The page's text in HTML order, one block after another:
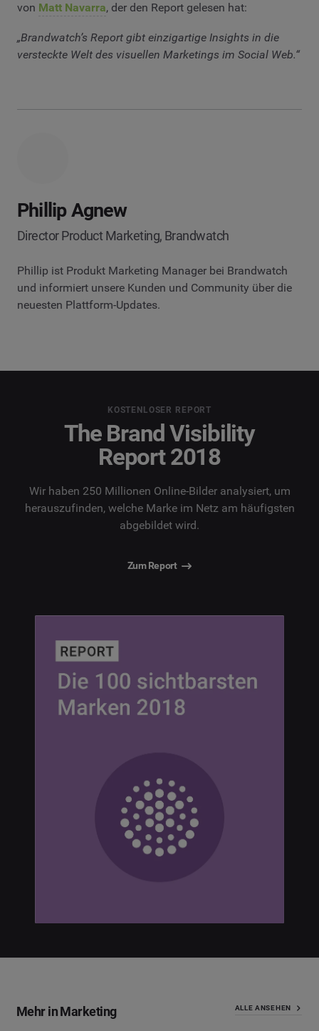
von Matt Navarra, der den Report gelesen hat:
„Brandwatch’s Report gibt einzigartige Insights in die
versteckte Welt des visuellen Marketings im Social Web.“
Phillip Agnew
Director Product Marketing, Brandwatch
Phillip ist Produkt Marketing Manager bei Brandwatch
und informiert unsere Kunden und Community über die
neuesten Plattform-Updates.
KOSTENLOSER REPORT
The Brand Visibility
Report 2018
Wir haben 250 Millionen Online-Bilder analysiert, um
herauszufinden, welche Marke im Netz am häufigsten
abgebildet wird.
Zum Report
Mehr in Marketing ALLE ANSEHEN